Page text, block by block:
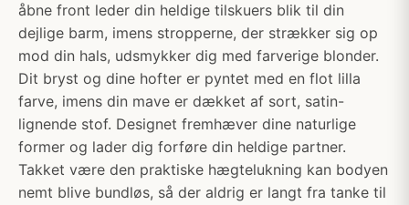
åbne front leder din heldige tilskuers blik til din
dejlige barm, imens stropperne, der strækker sig op
mod din hals, udsmykker dig med farverige blonder.
Dit bryst og dine hofter er pyntet med en flot lilla
farve, imens din mave er dækket af sort, satin-
lignende stof. Designet fremhæver dine naturlige
former og lader dig forføre din heldige partner.
Takket være den praktiske hægtelukning kan bodyen
nemt blive bundløs, så der aldrig er langt fra tanke til